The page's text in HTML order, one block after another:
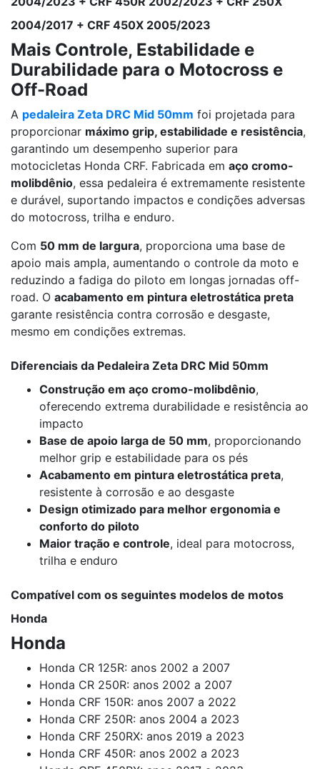
2004/2017 + CRF 450X 2005/2023
Mais Controle, Estabilidade e
Durabilidade para o Motocross e
Off-Road
A pedaleira Zeta DRC Mid 50mm foi projetada para
proporcionar máximo grip, estabilidade e resistência,
garantindo um desempenho superior para
motocicletas Honda CRF. Fabricada em aço cromo-
molibdênio, essa pedaleira é extremamente resistente
e durável, suportando impactos e condições adversas
do motocross, trilha e enduro.
Com 50 mm de largura, proporciona uma base de
apoio mais ampla, aumentando o controle da moto e
reduzindo a fadiga do piloto em longas jornadas off-
road. O acabamento em pintura eletrostática preta
garante resistência contra corrosão e desgaste,
mesmo em condições extremas.
Diferenciais da Pedaleira Zeta DRC Mid 50mm
Construção em aço cromo-molibdênio,
oferecendo extrema durabilidade e resistência ao
impacto
Base de apoio larga de 50 mm, proporcionando
melhor grip e estabilidade para os pés
Acabamento em pintura eletrostática preta,
resistente à corrosão e ao desgaste
Design otimizado para melhor ergonomia e
conforto do piloto
Maior tração e controle, ideal para motocross,
trilha e enduro
Compatível com os seguintes modelos de motos
Honda
Honda
Honda CR 125R: anos 2002 a 2007
Honda CR 250R: anos 2002 a 2007
Honda CRF 150R: anos 2007 a 2022
Honda CRF 250R: anos 2004 a 2023
Honda CRF 250RX: anos 2019 a 2023
Honda CRF 450R: anos 2002 a 2023